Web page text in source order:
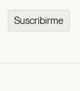
Suscribirme